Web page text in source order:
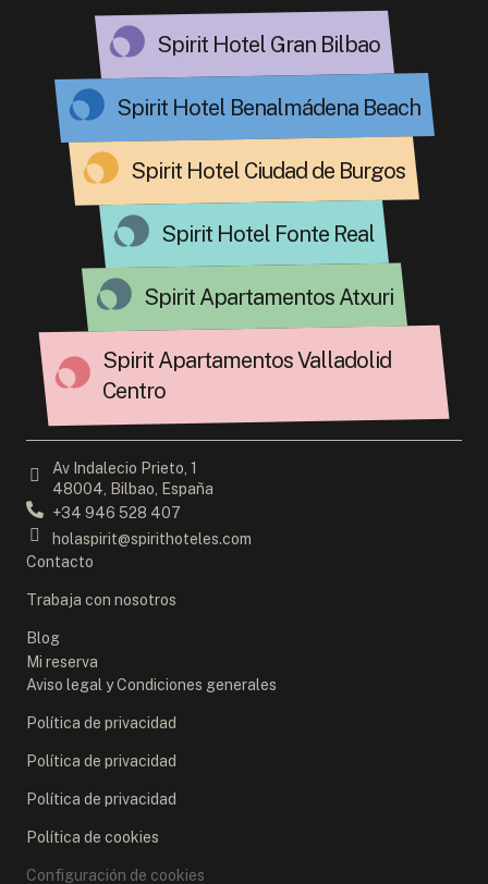
Spirit Hotel Gran Bilbao
Spirit Hotel Benalmádena Beach
Spirit Hotel Ciudad de Burgos
Spirit Hotel Fonte Real
Spirit Apartamentos Atxuri
Spirit Apartamentos Valladolid
Centro
Av Indalecio Prieto, 1
48004, Bilbao, España
+34 946 528 407
holaspirit@spirithoteles.com
Contacto
Trabaja con nosotros
Blog
Mi reserva
Aviso legal y Condiciones generales
Política de privacidad
Política de privacidad
Política de privacidad
Política de cookies
Configuración de cookies